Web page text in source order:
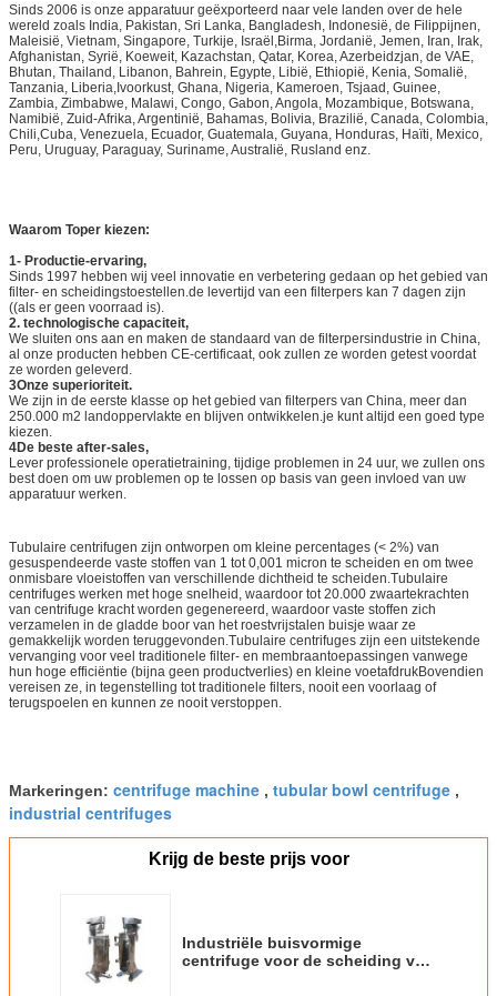
Sinds 2006 is onze apparatuur geëxporteerd naar vele landen over de hele
wereld zoals India, Pakistan, Sri Lanka, Bangladesh, Indonesië, de Filippijnen,
Maleisië, Vietnam, Singapore, Turkije, Israël,Birma, Jordanië, Jemen, Iran, Irak,
Afghanistan, Syrië, Koeweit, Kazachstan, Qatar, Korea, Azerbeidzjan, de VAE,
Bhutan, Thailand, Libanon, Bahrein, Egypte, Libië, Ethiopië, Kenia, Somalië,
Tanzania, Liberia,Ivoorkust, Ghana, Nigeria, Kameroen, Tsjaad, Guinee,
Zambia, Zimbabwe, Malawi, Congo, Gabon, Angola, Mozambique, Botswana,
Namibië, Zuid-Afrika, Argentinië, Bahamas, Bolivia, Brazilië, Canada, Colombia,
Chili,Cuba, Venezuela, Ecuador, Guatemala, Guyana, Honduras, Haïti, Mexico,
Peru, Uruguay, Paraguay, Suriname, Australië, Rusland enz.
Waarom Toper kiezen:
1- Productie-ervaring,
Sinds 1997 hebben wij veel innovatie en verbetering gedaan op het gebied van
filter- en scheidingstoestellen.de levertijd van een filterpers kan 7 dagen zijn
((als er geen voorraad is).
2. technologische capaciteit,
We sluiten ons aan en maken de standaard van de filterpersindustrie in China,
al onze producten hebben CE-certificaat, ook zullen ze worden getest voordat
ze worden geleverd.
3Onze superioriteit.
We zijn in de eerste klasse op het gebied van filterpers van China, meer dan
250.000 m2 landoppervlakte en blijven ontwikkelen.je kunt altijd een goed type
kiezen.
4De beste after-sales,
Lever professionele operatietraining, tijdige problemen in 24 uur, we zullen ons
best doen om uw problemen op te lossen op basis van geen invloed van uw
apparatuur werken.
Tubulaire centrifugen zijn ontworpen om kleine percentages (< 2%) van
gesuspendeerde vaste stoffen van 1 tot 0,001 micron te scheiden en om twee
onmisbare vloeistoffen van verschillende dichtheid te scheiden.Tubulaire
centrifuges werken met hoge snelheid, waardoor tot 20.000 zwaartekrachten
van centrifuge kracht worden gegenereerd, waardoor vaste stoffen zich
verzamelen in de gladde boor van het roestvrijstalen buisje waar ze
gemakkelijk worden teruggevonden.Tubulaire centrifuges zijn een uitstekende
vervanging voor veel traditionele filter- en membraantoepassingen vanwege
hun hoge efficiëntie (bijna geen productverlies) en kleine voetafdrukBovendien
vereisen ze, in tegenstelling tot traditionele filters, nooit een voorlaag of
terugspoelen en kunnen ze nooit verstoppen.
Markeringen: centrifuge machine , tubular bowl centrifuge ,
industrial centrifuges
Krijg de beste prijs voor
Industriële buisvormige
centrifuge voor de scheiding van